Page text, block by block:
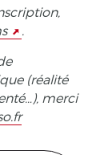
.
(réalité
merci